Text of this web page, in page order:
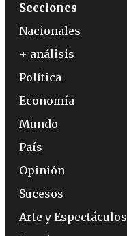
Secciones
Nacionales
+ análisis
Política
Economía
Mundo
País
Opinión
Sucesos
Arte y Espectáculos